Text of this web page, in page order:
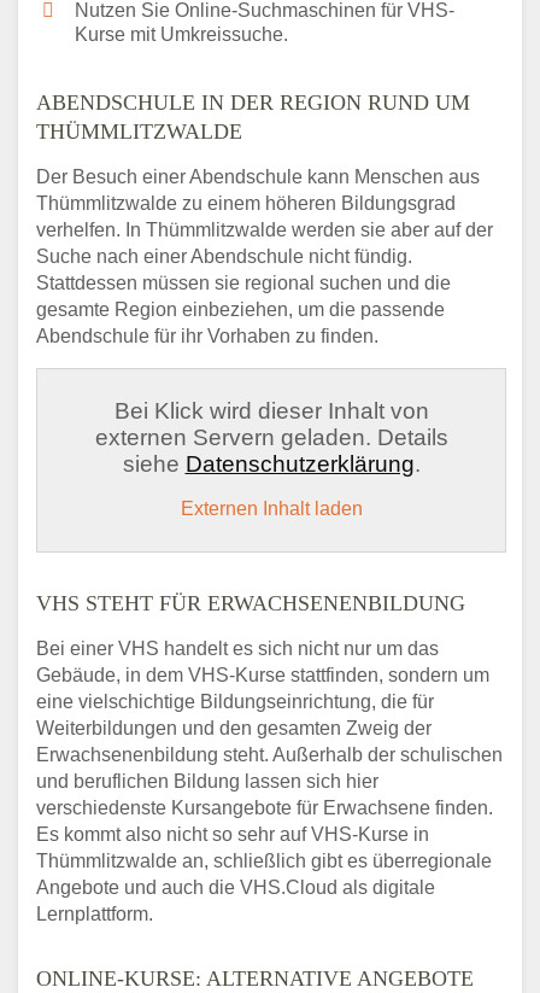
Nutzen Sie Online-Suchmaschinen für VHS-
Kurse mit Umkreissuche.
ABENDSCHULE IN DER REGION RUND UM
THÜMMLITZWALDE
Der Besuch einer Abendschule kann Menschen aus
Thümmlitzwalde zu einem höheren Bildungsgrad
verhelfen. In Thümmlitzwalde werden sie aber auf der
Suche nach einer Abendschule nicht fündig.
Stattdessen müssen sie regional suchen und die
gesamte Region einbeziehen, um die passende
Abendschule für ihr Vorhaben zu finden.
Bei Klick wird dieser Inhalt von
externen Servern geladen. Details
siehe Datenschutzerklärung.
Externen Inhalt laden
VHS STEHT FÜR ERWACHSENENBILDUNG
Bei einer VHS handelt es sich nicht nur um das
Gebäude, in dem VHS-Kurse stattfinden, sondern um
eine vielschichtige Bildungseinrichtung, die für
Weiterbildungen und den gesamten Zweig der
Erwachsenenbildung steht. Außerhalb der schulischen
und beruflichen Bildung lassen sich hier
verschiedenste Kursangebote für Erwachsene finden.
Es kommt also nicht so sehr auf VHS-Kurse in
Thümmlitzwalde an, schließlich gibt es überregionale
Angebote und auch die VHS.Cloud als digitale
Lernplattform.
ONLINE-KURSE: ALTERNATIVE ANGEBOTE